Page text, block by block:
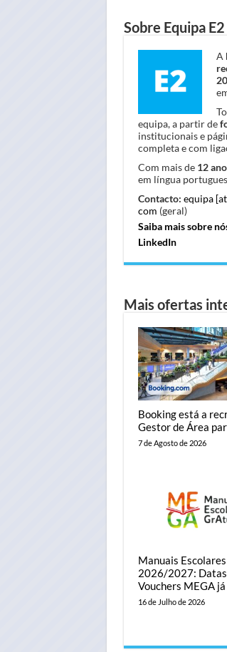
Sobre Equipa E2
A
equipa, a partir de
institucionais e
completa e com
Com mais de 12
em língua
Contacto: equipa
com (geral)
Saiba mais sobre
LinkedIn
Mais ofertas
Booking está a
Gestor de Área
7 de Agosto de 2026
Manuais
2026/2027: Datas
Vouchers MEGA
16 de Julho de 2026